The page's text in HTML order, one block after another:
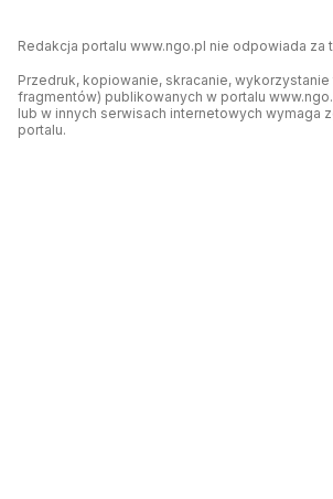
Redakcja portalu www.ngo.pl nie odpowiada za
Przedruk, kopiowanie, skracanie,
fragmentów) publikowanych w portalu
lub w innych serwisach internetowych wymaga
portalu.